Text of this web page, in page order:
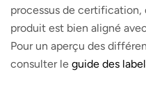
processus de certification,
produit est bien aligné
Pour un aperçu des
consulter le guide des